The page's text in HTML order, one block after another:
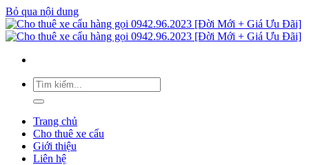
Bỏ qua nội dung
Trang chủ
Cho thuê xe cẩu
Giới thiệu
Liên hệ